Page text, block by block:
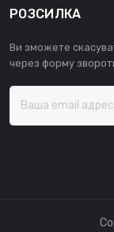
РОЗСИЛКА
Ви зможете
через форму